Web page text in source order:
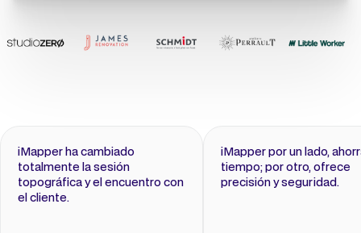
iMapper ha cambiado
totalmente la sesión
topográfica y el encuentro con
el cliente.
iMapper por un lado,
tiempo; por otro, ofrece
precisión y seguridad.